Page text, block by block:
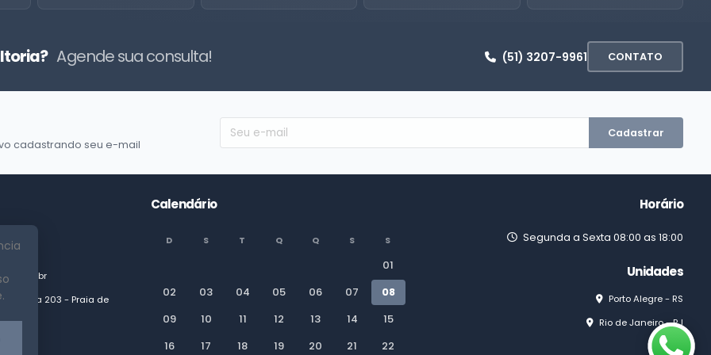
Agende sua consulta! (51) 3207-9961 CONTATO
cadastrando seu e-mail
Cadastrar
Sala 203 - Praia de
240
Calendário
D S T Q Q S S
01
02
03 04 05 06 07
08
09
10 11 12 13 14
15
16
17 18 19 20 21 22
Horário
Segunda a Sexta 08:00 as 18:00
Unidades
Porto Alegre - RS
Rio de Janeiro - RJ